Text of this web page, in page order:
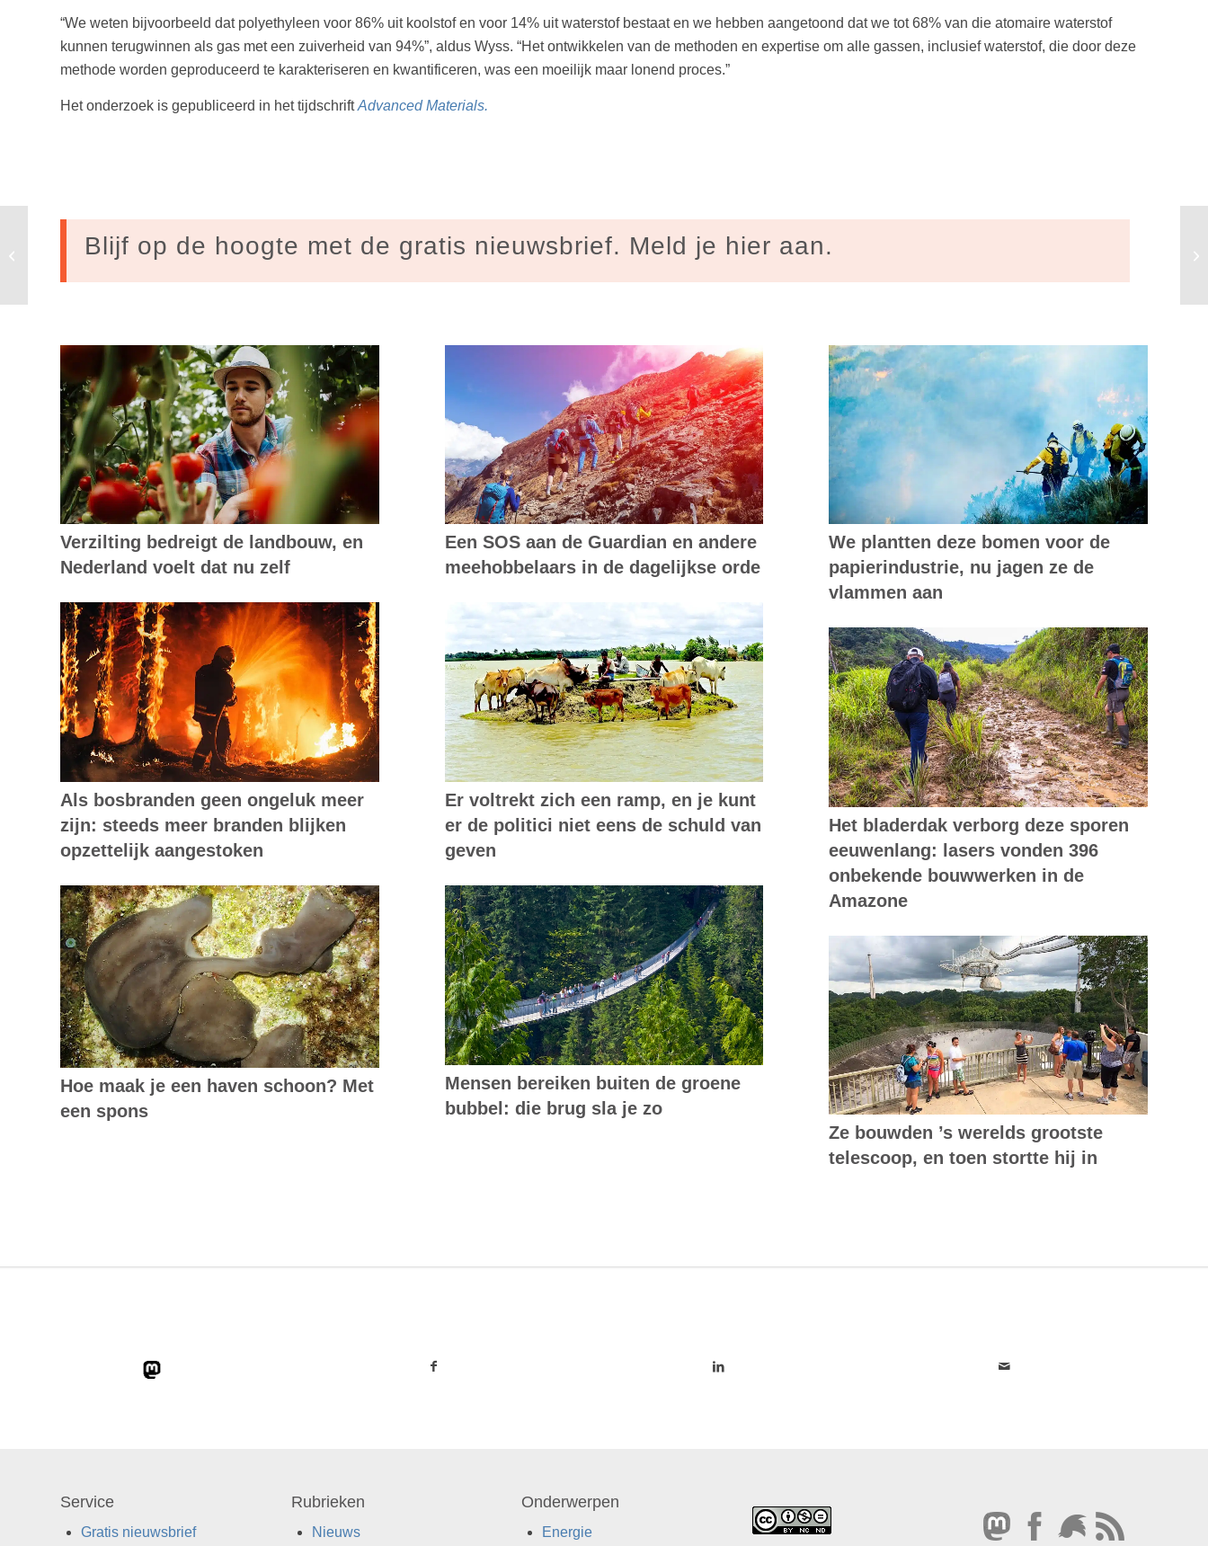
“We weten bijvoorbeeld dat polyethyleen voor 86% uit koolstof en voor 14% uit waterstof bestaat en we hebben aangetoond dat we tot 68% van die atomaire waterstof
kunnen terugwinnen als gas met een zuiverheid van 94%”, aldus Wyss. “Het ontwikkelen van de methoden en expertise om alle gassen, inclusief waterstof, die door deze
methode worden geproduceerd te karakteriseren en kwantificeren, was een moeilijk maar lonend proces.”
Het onderzoek is gepubliceerd in het tijdschriftAdvanced Materials.
Blijf op de hoogte met de gratis nieuwsbrief. Meld je hier aan.
Verzilting bedreigt de landbouw, en
Nederland voelt dat nu zelf
Als bosbranden geen ongeluk meer
zijn: steeds meer branden blijken
opzettelijk aangestoken
Hoe maak je een haven schoon? Met
een spons
Een SOS aan de Guardian en andere
meehobbelaars in de dagelijkse orde
Er voltrekt zich een ramp, en je kunt
er de politici niet eens de schuld van
geven
Mensen bereiken buiten de groene
bubbel: die brug sla je zo
We plantten deze bomen voor de
papierindustrie, nu jagen ze de
vlammen aan
Het bladerdak verborg deze sporen
eeuwenlang: lasers vonden 396
onbekende bouwwerken in de
Amazone
Ze bouwden ’s werelds grootste
telescoop, en toen stortte hij in
Service
Gratis nieuwsbrief
Rubrieken
Nieuws
Onderwerpen
Energie
Rutte wil armen arm
houden, anders gaan de